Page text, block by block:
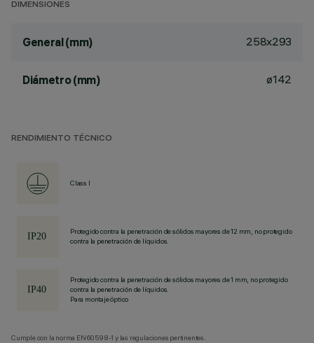
DIMENSIONES
General (mm) 258x293
Diámetro (mm) ø142
RENDIMIENTO TÉCNICO
Class I
Protegido contra la penetración de sólidos mayores de 12 mm, no protegido
contra la penetración de líquidos.
Protegido contra la penetración de sólidos mayores de 1 mm, no protegido
contra la penetración de líquidos.
Para montaje óptico
Cumple con la norma EN60598-1 y las regulaciones pertinentes.